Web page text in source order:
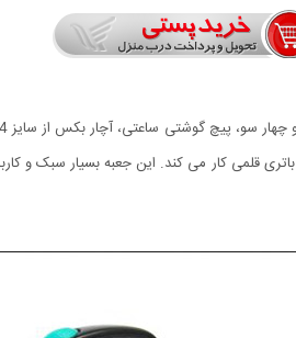
کردن در شب و در جاهایی که نیاز به نور بیشتری دارید می باشد که این چراغ تنها